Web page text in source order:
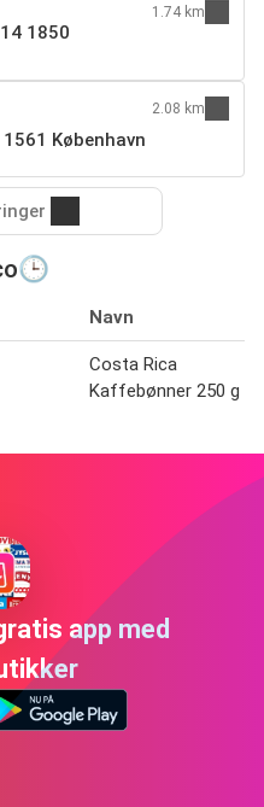
1850
1.74 km
København
2.08 km
Navn
Costa Rica
Kaffebønner 250 g
app med